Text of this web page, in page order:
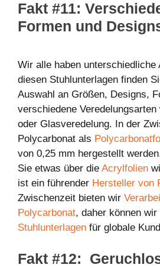
Fakt #11:
Formen und
Wir alle haben unterschiedliche
diesen Stuhlunterlagen finden
Auswahl an Größen, Designs,
verschiedene
oder Glasveredelung. In der
Polycarbonat als
von 0,25 mm hergestellt
Sie etwas über die Acrylfolien
ist ein führender Hersteller von
Zwischenzeit bieten wir
Polycarbonat, daher können wir
Stuhlunterlagen für globale
Fakt #12: